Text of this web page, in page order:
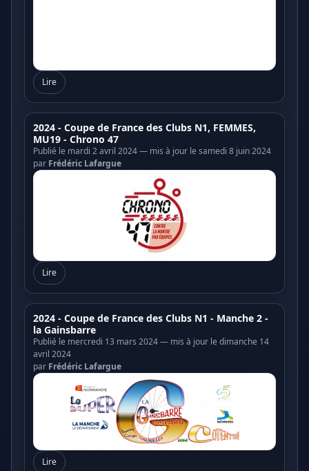
Lire
2024 - Coupe de France des Clubs N1, FEMMES,
MU19 - Chrono 47
Publié le mardi 2 avril 2024 — mis à jour le samedi 8 juin 2024
par Frédéric Lafargue
Lire
2024 - Coupe de France des Clubs N1 - Manche 2 -
la Gainsbarre
Publié le mercredi 13 mars 2024 — mis à jour le dimanche 14
avril 2024
par Frédéric Lafargue
Lire